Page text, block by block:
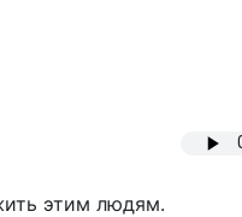
этим людям.